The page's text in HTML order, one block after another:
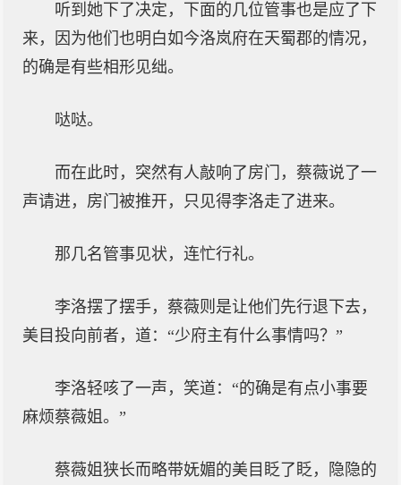
听到她下了决定，下面的几位管事也是应了下
来，因为他们也明白如今洛岚府在天蜀郡的情况，
的确是有些相形见绌。
哒哒。
而在此时，突然有人敲响了房门，蔡薇说了一
声请进，房门被推开，只见得李洛走了进来。
那几名管事见状，连忙行礼。
李洛摆了摆手，蔡薇则是让他们先行退下去，
美目投向前者，道：“少府主有什么事情吗？”
李洛轻咳了一声，笑道：“的确是有点小事要
麻烦蔡薇姐。”
蔡薇姐狭长而略带妩媚的美目眨了眨，隐隐的